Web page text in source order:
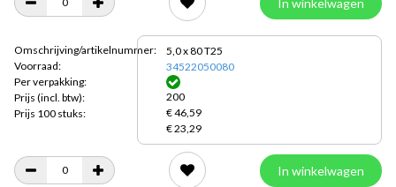
In winkelwagen
Omschrijving/artikelnummer:
Voorraad:
Per verpakking:
Prijs (incl. btw):
Prijs 100 stuks:
5,0 x 80 T25
34522050080
200
€ 46,59
€ 23,29
In winkelwagen